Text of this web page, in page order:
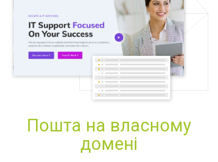
Пошта на власному
домені